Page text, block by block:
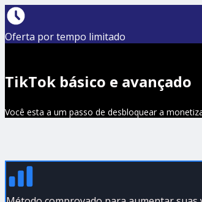
Oferta por tempo limitado
TikTok básico e avançado
Você esta a um passo de desbloquear a